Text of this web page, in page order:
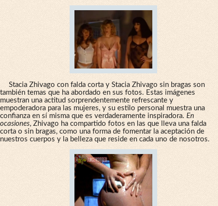
Stacia Zhivago con falda corta y Stacia Zhivago sin bragas son
también temas que ha abordado en sus fotos. Estas imágenes
muestran una actitud sorprendentemente refrescante y
empoderadora para las mujeres, y su estilo personal muestra una
confianza en sí misma que es verdaderamente inspiradora. En
ocasiones, Zhivago ha compartido fotos en las que lleva una falda
corta o sin bragas, como una forma de fomentar la aceptación de
nuestros cuerpos y la belleza que reside en cada uno de nosotros.